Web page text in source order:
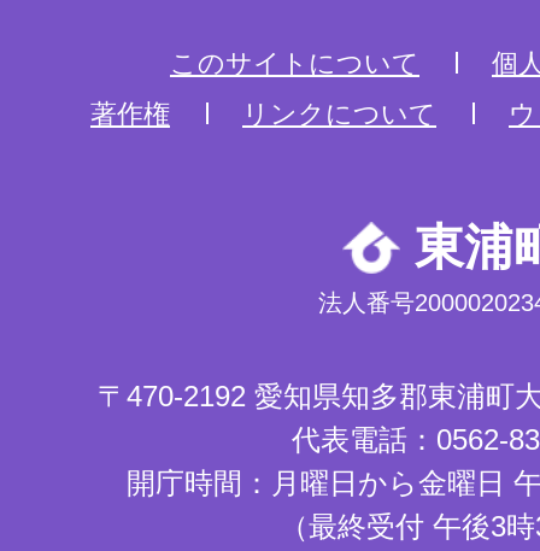
このサイトについて
個
著作権
リンクについて
東浦
法人番号
〒470-2192 愛知県知多郡東浦町
代表電話：0562-
開庁時間：月曜日から金曜日
（最終受付 午後3